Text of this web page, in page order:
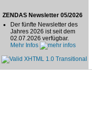
ZENDAS Newsletter 05/2026
Der fünfte Newsletter des
Jahres 2026 ist seit dem
02.07.2026 verfügbar.
Mehr Infos